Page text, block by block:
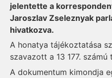
jelentette a
Jaroszlav Zseleznyak
hivatkozva.
A honatya tájékoztatása
szavazott a 13 177.
A dokumentum kimondja